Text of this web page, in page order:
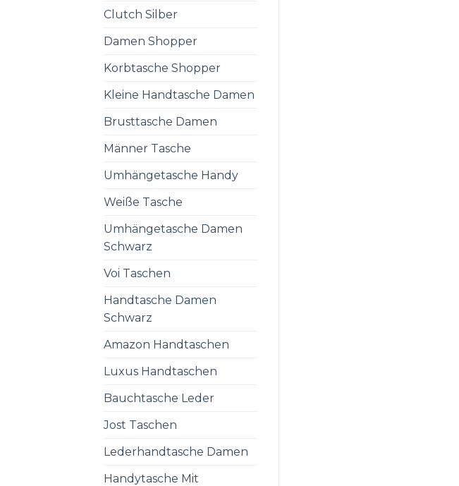
Clutch Silber
Damen Shopper
Korbtasche Shopper
Kleine Handtasche Damen
Brusttasche Damen
Männer Tasche
Umhängetasche Handy
Weiße Tasche
Umhängetasche Damen
Schwarz
Voi Taschen
Handtasche Damen
Schwarz
Amazon Handtaschen
Luxus Handtaschen
Bauchtasche Leder
Jost Taschen
Lederhandtasche Damen
Handytasche Mit